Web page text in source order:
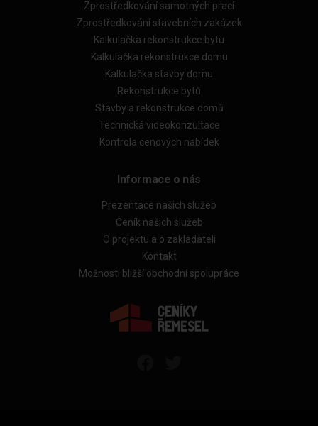
Zprostředkování samotných prací
Zprostředkování stavebních zakázek
Kalkulačka rekonstrukce bytu
Kalkulačka rekonstrukce domu
Kalkulačka stavby domu
Rekonstrukce bytů
Stavby a rekonstrukce domů
Technická videokonzultace
Kontrola cenových nabídek
Informace o nás
Prezentace našich služeb
Ceník našich služeb
O projektu a o zakladateli
Kontakt
Možnosti bližší obchodní spolupráce